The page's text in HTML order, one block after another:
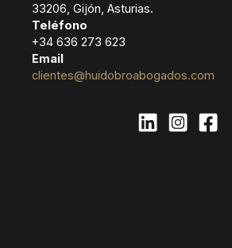
33206, Gijón, Asturias.
Teléfono
+34 636 273 623
Email
clientes@huidobroabogados.com